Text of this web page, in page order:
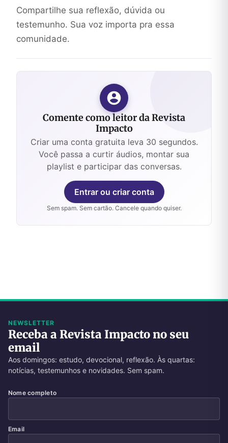
Compartilhe sua reflexão, dúvida ou
testemunho. Sua voz importa pra essa
comunidade.
Comente como leitor da Revista
Impacto
Criar uma conta gratuita leva 30 segundos.
Você passa a curtir áudios, montar sua
playlist e participar das conversas.
Entrar ou criar conta
Sem spam. Sem cartão. Cancele quando quiser.
NEWSLETTER
Receba a Revista Impacto no seu
email
Aos domingos: estudo, devocional, reflexão. Às quartas:
notícias, testemunhos e novidades. Sem spam.
Nome completo
Email